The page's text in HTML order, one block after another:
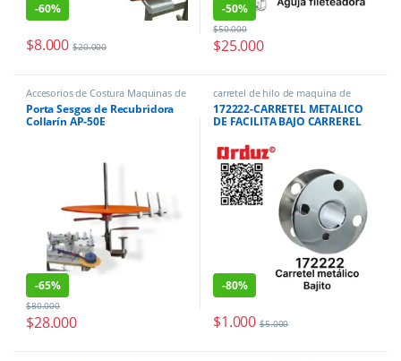
-60%
$8.000 $20.000
-50%
$25.000
$50.000
Accesorios de Costura Maquinas de
coser Repuestos Mecánicos ,
Repuestos para Recubridoras
Industriales
Porta Sesgos de Recubridora
Collarín AP-50E
-65%
$28.000
$80.000
carretel de hilo de maquina de
coser
172222-CARRETEL METALICO
DE FACILITA BAJO CARREREL
-80%
$1.000 $5.000